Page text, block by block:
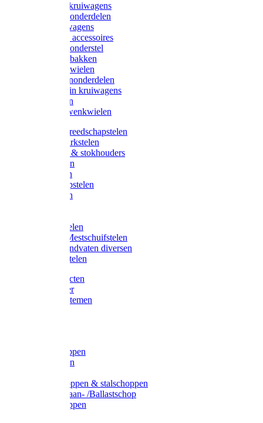
Landbouwkruiwagens
Kruiwagenonderdelen
Bouwkruiwagens
Kruiwagen accessoires
Kruiwagenonderstel
Kruiwagenbakken
Kruiwagenwielen
Steekwagenonderdelen
Huis en Tuin kruiwagens
Steekwagen
Bok- en Zwenkwielen
Overige gereedschapstelen
Bezem-/Harkstelen
Handvaten & stokhouders
Hamerstelen
Spadestelen
Graanschopstelen
Schopstelen
Gardena stelen
Sneeuw- /Mestschuifstelen
Stelen / Handvaten diversen
Telescoopstelen
Tuin producten
Fruitplukker
Ophangsystemen
Betonschoppen
Schepbatsen
Ballastschoppen & stalschoppen
Slijtsrip Graan- /Ballastschop
Graanschoppen